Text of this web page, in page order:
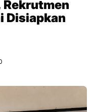
Rekrutmen
Disiapkan